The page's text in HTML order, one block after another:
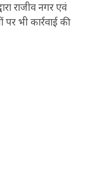
राजीव नगर एवं
भी कार्रवाई की